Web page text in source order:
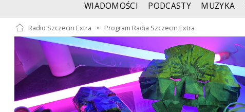
WIADOMOŚCI PODCASTY MUZYKA
Radio Szczecin Extra » Program Radia Szczecin Extra